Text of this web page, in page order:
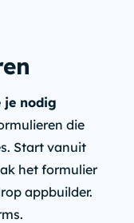
je nodig
die
Start vanuit
het formulier
appbuilder.